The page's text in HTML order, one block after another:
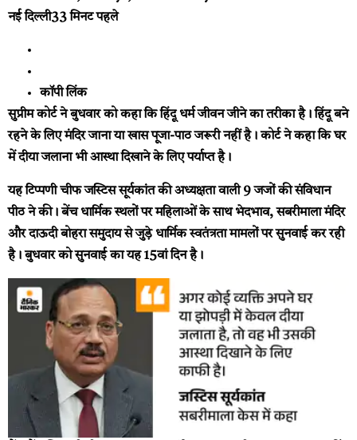
नई दिल्ली33 मिनट पहले
कॉपी लिंक
सुप्रीम कोर्ट ने बुधवार को कहा कि हिंदू धर्म जीवन जीने का तरीका है। हिंदू बने
रहने के लिए मंदिर जाना या खास पूजा-पाठ जरूरी नहीं है। कोर्ट ने कहा कि घर
में दीया जलाना भी आस्था दिखाने के लिए पर्याप्त है।
यह टिप्पणी चीफ जस्टिस सूर्यकांत की अध्यक्षता वाली 9 जजों की संविधान
पीठ ने की। बेंच धार्मिक स्थलों पर महिलाओं के साथ भेदभाव, सबरीमाला मंदिर
और दाऊदी बोहरा समुदाय से जुड़े धार्मिक स्वतंत्रता मामलों पर सुनवाई कर रही
है। बुधवार को सुनवाई का यह 15वां दिन है।